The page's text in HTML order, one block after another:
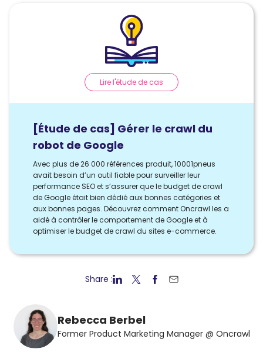
[Étude de cas] Gérer le crawl du
robot de Google
Avec plus de 26 000 références produit, 10001pneus
avait besoin d’un outil fiable pour surveiller leur
performance SEO et s’assurer que le budget de crawl
de Google était bien dédié aux bonnes catégories et
aux bonnes pages. Découvrez comment Oncrawl les a
aidé à contrôler le comportement de Google et à
optimiser le budget de crawl du sites e-commerce.
Lire l'étude de cas
Share :
Rebecca Berbel
Former Product Marketing Manager @ Oncrawl